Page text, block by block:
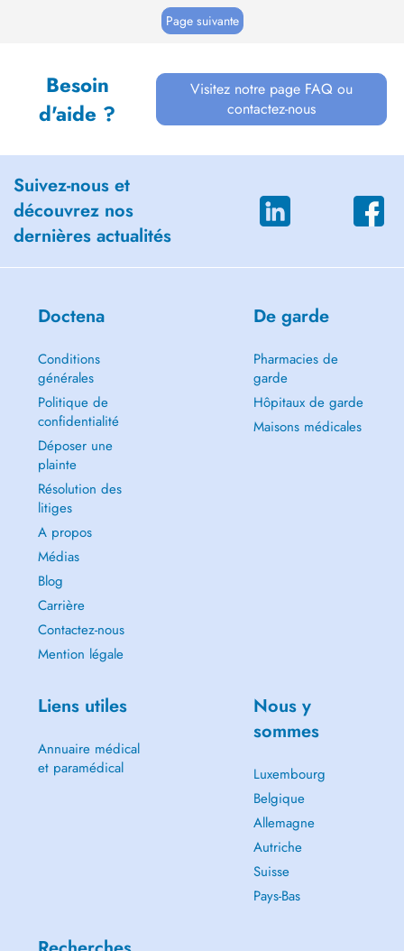
Page suivante
Besoin
d'aide ?
Visitez notre page FAQ ou
contactez-nous
Suivez-nous et
découvrez nos
dernières actualités
Doctena
Conditions
générales
Politique de
confidentialité
Déposer une
plainte
Résolution des
litiges
A propos
Médias
Blog
Carrière
Contactez-nous
Mention légale
De garde
Pharmacies de
garde
Hôpitaux de garde
Maisons médicales
Liens utiles
Annuaire médical
et paramédical
Nous y
sommes
Luxembourg
Belgique
Allemagne
Autriche
Suisse
Pays-Bas